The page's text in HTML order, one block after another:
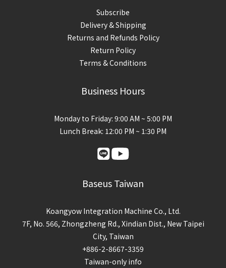
Subscribe
Delivery & Shipping
Returns and Refunds Policy
Return Policy
Terms & Conditions
Business Hours
Monday to Friday: 9:00 AM ~ 5:00 PM
Lunch Break: 12:00 PM ~ 1:30 PM
Baseus Taiwan
Koangyow Integration Machine Co., Ltd.
7F, No. 566, Zhongzheng Rd., Xindian Dist., New Taipei
City, Taiwan
+886-2-8667-3359
Taiwan-only info